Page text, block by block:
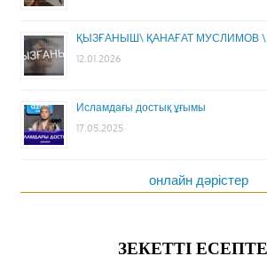
ҚЫЗҒАНЫШ\ ҚАНАҒАТ МУСЛИМОВ \
12.01.2026
Исламдағы достық ұғымы
17.05.2025
онлайн дәрістер